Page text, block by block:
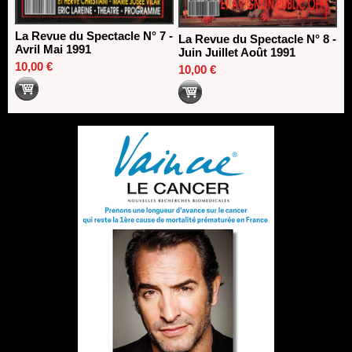
La Revue du Spectacle N° 7 -
Avril Mai 1991
10,00 €
La Revue du Spectacle N° 8 -
Juin Juillet Août 1991
10,00 €